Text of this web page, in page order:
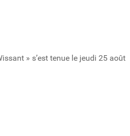
» s’est tenue le jeudi 25 août